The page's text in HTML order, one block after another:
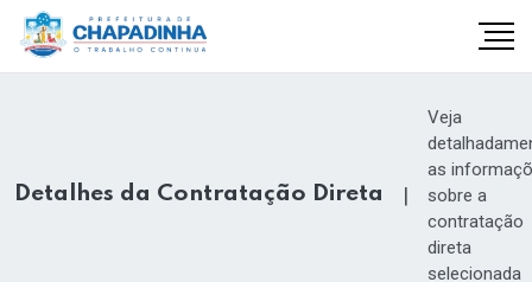
Detalhes da Contratação Direta |
Veja
as
sobre a
contratação
direta
selecionada